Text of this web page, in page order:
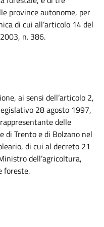
province autonome, per
di cui all’articolo 14 del
n. 386.
ai sensi dell’articolo 2,
28 agosto 1997,
delle
di Trento e di Bolzano nel
di cui al decreto 21
dell’agricoltura,
foreste.